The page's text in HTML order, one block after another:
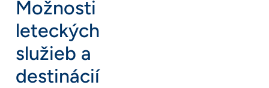
Možnosti
leteckých
služieb a
destinácií